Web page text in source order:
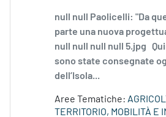
null null Paolicelli: "Da
parte una nuova
null null null null 5.jpg
sono state consegnate
dell’Isola...
Aree Tematiche:
TERRITORIO, MOBILITÀ E